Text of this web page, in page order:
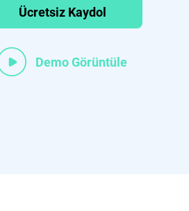
Ücretsiz Kaydol
Demo Görüntüle